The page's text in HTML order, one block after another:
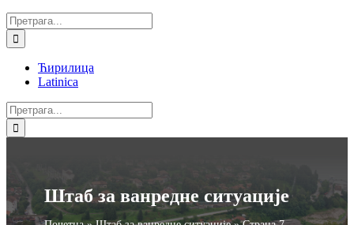
Претрага:
Ћирилица
Latinica
Facebook
Instagram
YouTube
Twitter
Е-
пошта
Претрага:
Штаб за ванредне ситуације